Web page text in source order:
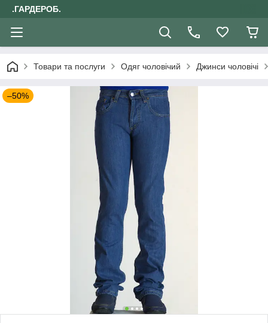
.ГАРДЕРОБ.
Товари та послуги Одяг чоловічий Джинси чоловічі
–50%